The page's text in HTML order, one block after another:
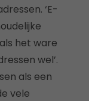
‘E-
het ware
wel’.
als een
vele